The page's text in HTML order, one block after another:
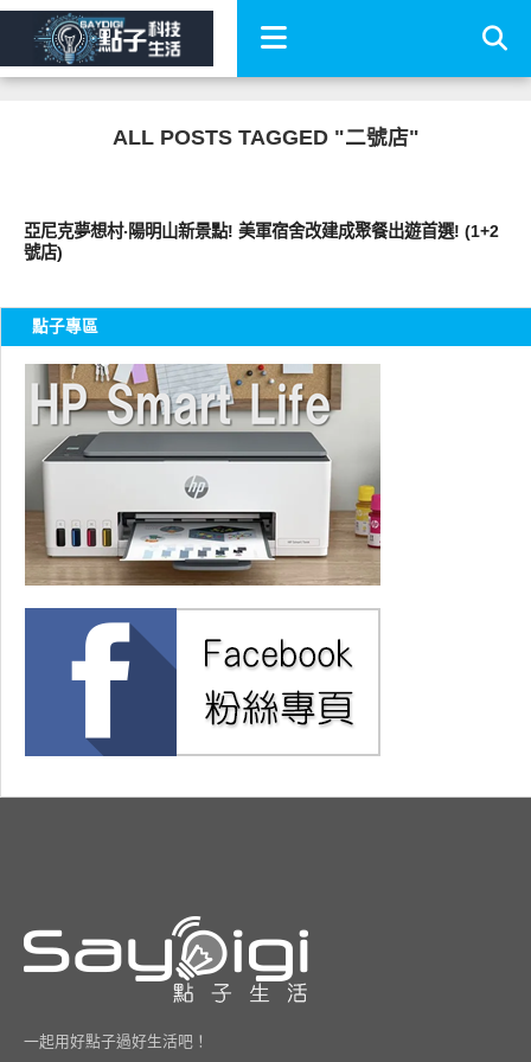
ALL POSTS TAGGED "二號店"
亞尼克夢想村‧陽明山新景點! 美軍宿舍改建成聚餐出遊首選! (1+2
號店)
點子專區
一起用好點子過好生活吧！